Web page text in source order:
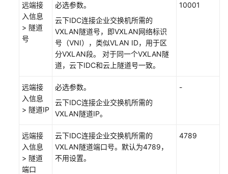
步
骤
四：
隧
道
网
用
户
指
远端接
入信息
> 隧道
号
必选参数。
云下IDC连接企业交换机所需的
VXLAN隧道号，即VXLAN网络标识
号（VNI），类似VLAN ID，用于区
分VXLAN段。 对于同一个VXLAN隧
道，云下IDC和云上隧道号一致。
10001
远端接
入信息
> 隧道IP
必选参数。
云下IDC连接企业交换机所需的
VXLAN隧道IP。
-
远端接
入信息
> 隧道
端口
云下IDC连接企业交换机所需的
VXLAN隧道端口号。默认为4789，
不用设置。
4789